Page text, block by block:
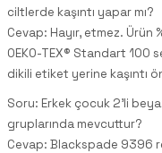
ciltlerde kaşıntı yapar mı?
Cevap: Hayır, etmez.
OEKO-TEX® Standart 100
dikili etiket yerine kaşıntı
Soru: Erkek çocuk 2'li
gruplarında mevcuttur?
Cevap: Blackspade 9396